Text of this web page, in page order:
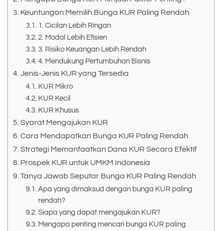
Keuntungan Memilih Bunga KUR Paling Rendah
1. Cicilan Lebih Ringan
2. Modal Lebih Efisien
3. Risiko Keuangan Lebih Rendah
4. Mendukung Pertumbuhan Bisnis
Jenis-Jenis KUR yang Tersedia
KUR Mikro
KUR Kecil
KUR Khusus
Syarat Mengajukan KUR
Cara Mendapatkan Bunga KUR Paling Rendah
Strategi Memanfaatkan Dana KUR Secara Efektif
Prospek KUR untuk UMKM Indonesia
Tanya Jawab Seputar Bunga KUR Paling Rendah
Apa yang dimaksud dengan bunga KUR paling
rendah?
Siapa yang dapat mengajukan KUR?
Mengapa penting mencari bunga KUR paling